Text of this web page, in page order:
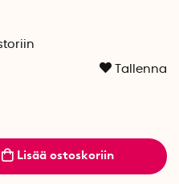
Tallenna
Lisää ostoskoriin